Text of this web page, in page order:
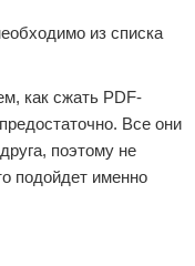
из списка
как сжать PDF-
Все они
поэтому не
подойдет именно